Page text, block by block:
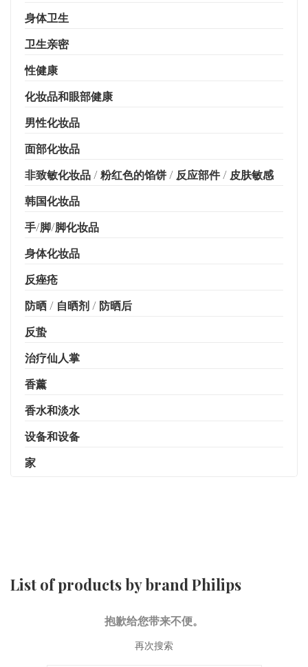
身体卫生
卫生亲密
性健康
化妆品和眼部健康
男性化妆品
面部化妆品
非致敏化妆品 / 粉红色的馅饼 / 反应部件 / 皮肤敏感
韩国化妆品
手/脚/脚化妆品
身体化妆品
反痤疮
防晒 / 自晒剂 / 防晒后
反蛰
治疗仙人掌
香薰
香水和淡水
设备和设备
家
List of products by brand Philips
抱歉给您带来不便。
再次搜索